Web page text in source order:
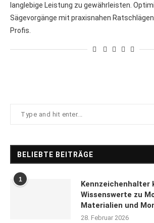
langlebige Leistung zu gewährleisten.
Sägevorgänge mit praxisnahen
Profis.
BELIEBTE BEITRÄGE
1
Kennzeichenhalter
Wissenswerte zu
Materialien und
28. Februar 2026